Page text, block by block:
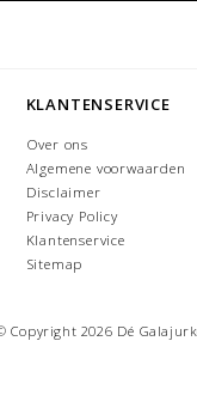
KLANTENSERVICE
Over ons
Algemene voorwaarden
Disclaimer
Privacy Policy
Klantenservice
Sitemap
Copyright 2026 Dé